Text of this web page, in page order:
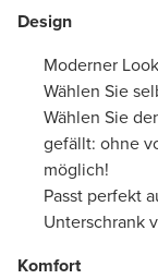
Design
Moderner Look
Wählen Sie
Wählen Sie
gefällt: ohne
möglich!
Passt perfekt
Unterschrank
Komfort